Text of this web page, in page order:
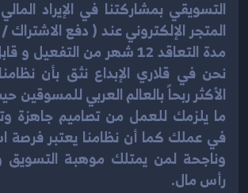
التسويقي بمشاركتنا في الإيراد
المتجر الإلكتروني عند ( دفع الاشتراك
مدة التعاقد 12 شهر من التفعيل
نحن في قلاري الإبداع نثق بأن
الأكثر ربحاً بالعالم العربي
ما يلزمك للعمل من تصاميم جاهزة
في عملك كما أن نظامنا يعتبر فرصة
وناجحة لمن يمتلك موهبة التسويق
رأس مال.